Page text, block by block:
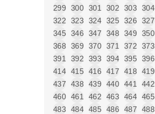
299 300 301 302 303 304
322 323 324 325 326 327
345 346 347 348 349 350
368 369 370 371 372 373
391
392 393 394 395 396
414 415 416 417 418 419
437 438 439 440 441 442
460 461 462 463 464 465
483 484 485 486 487 488